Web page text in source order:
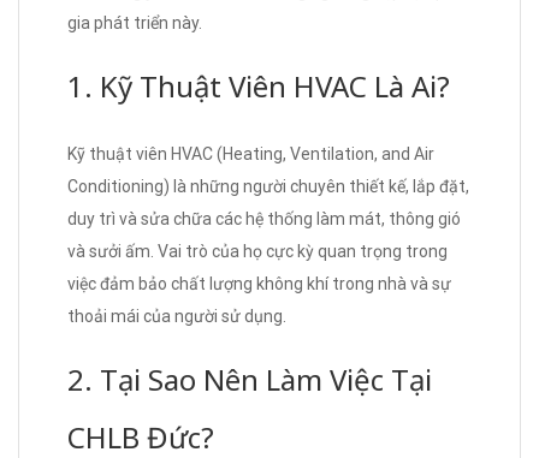
gia phát triển này.
1. Kỹ Thuật Viên HVAC Là Ai?
Kỹ thuật viên HVAC (Heating, Ventilation, and Air
Conditioning) là những người chuyên thiết kế, lắp đặt,
duy trì và sửa chữa các hệ thống làm mát, thông gió
và sưởi ấm. Vai trò của họ cực kỳ quan trọng trong
việc đảm bảo chất lượng không khí trong nhà và sự
thoải mái của người sử dụng.
2. Tại Sao Nên Làm Việc Tại
CHLB Đức?